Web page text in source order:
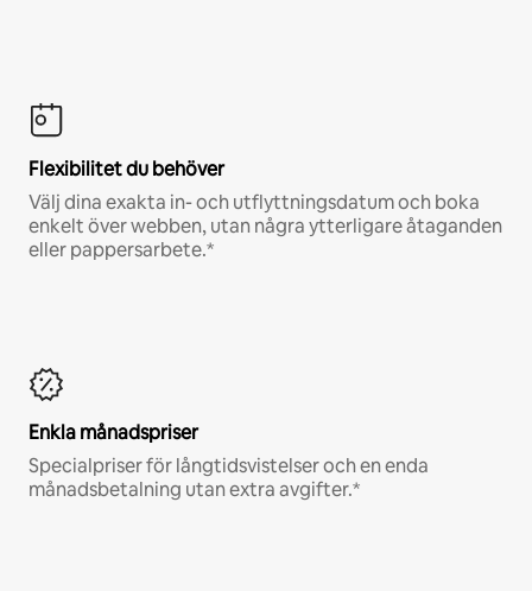
Flexibilitet du behöver
Välj dina exakta in- och utflyttningsdatum och boka
enkelt över webben, utan några ytterligare åtaganden
eller pappersarbete.*
Enkla månadspriser
Specialpriser för långtidsvistelser och en enda
månadsbetalning utan extra avgifter.*